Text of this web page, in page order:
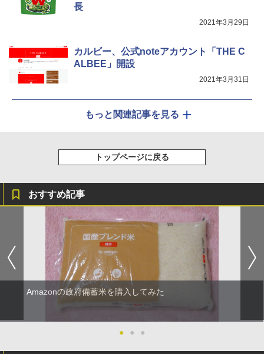
5
AX-XJ1-B ブラック 30L 2段調理 コンベ
￥44,800
長
2021年3月29日
カルビー、公式noteアカウント「THE C
ALBEE」開設
2021年3月31日
もっと関連記事を見る
トップページに戻る
おすすめ記事
Amazonの政府備蓄米を購入してみた
● ● ●